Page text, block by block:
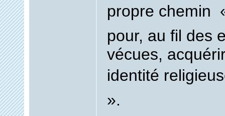
propre chemin 
pour, au fil des
vécues,
identité
».